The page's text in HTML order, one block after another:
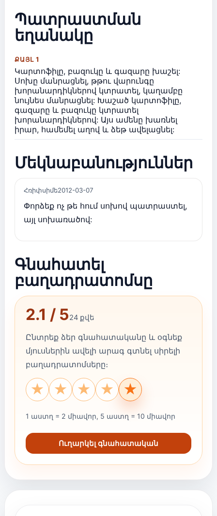
Պատրաստման
եղանակը
ՔԱՅԼ 1
Կարտոֆիլը, բազուկը և գազարը խաշել:
Սոխը մանրացնել, թթու վարունգը
խորանարդիկներով կտրատել, կաղամբը
նույնես մանրացնել: Խաշած կարտոֆիլը,
գազարը և բազուկը կտրատել
խորանարդիկներով: Այս ամենը խառնել
իրար, համեմել աղով և ձեթ ավելացնել:
Մեկնաբանություններ
Հռիփսիմե2012-03-07
Փորձեք ոչ թե հում սոխով պատրաստել,
այլ սոխառածով:
Գնահատել
բաղադրատոմսը
2.1 / 524 քվե
Ընտրեք ձեր գնահատականը և օգնեք
մյուսներին ավելի արագ գտնել սիրելի
բաղադրատոմսերը։
★
★
★
★
★
1 աստղ = 2 միավոր, 5 աստղ = 10 միավոր
Ուղարկել գնահատական